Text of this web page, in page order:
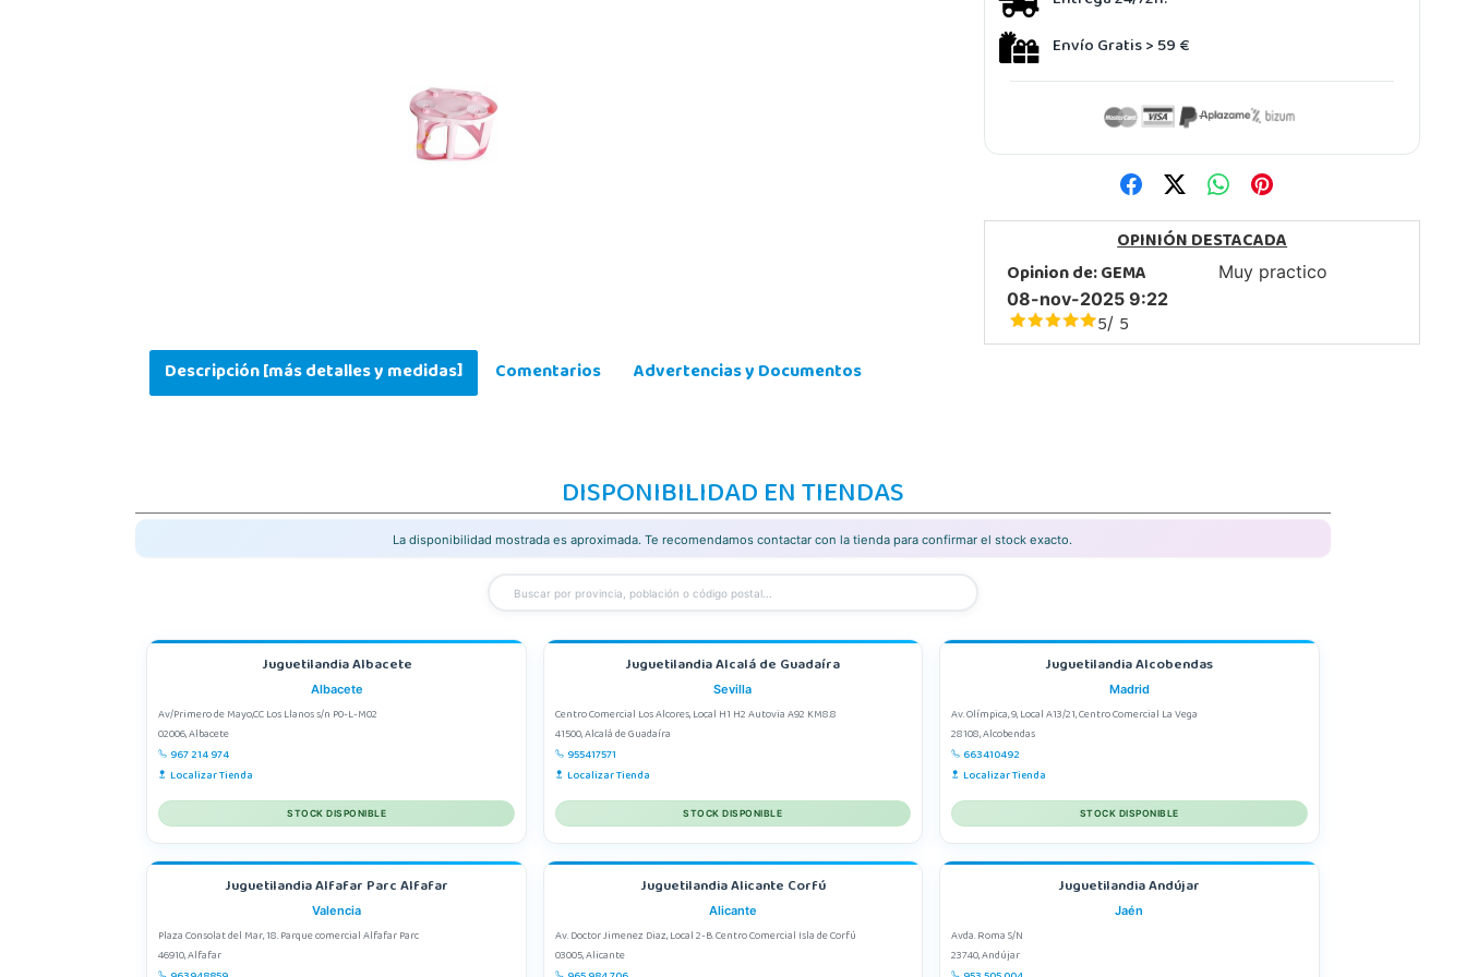
Envío Gratis > 59 €
OPINIÓN DESTACADA
Opinion de:GEMA
08-nov-2025 9:22
5/ 5
Muy practico
Descripción [más detalles y medidas] Comentarios Advertencias y Documentos
DISPONIBILIDAD EN TIENDAS
La disponibilidad mostrada es aproximada. Te recomendamos contactar con la tienda para confirmar el stock exacto.
Juguetilandia Albacete
Albacete
Av/Primero de Mayo,CC Los Llanos s/n P0-L-M02
02006, Albacete
967 214 974
Localizar Tienda
STOCK DISPONIBLE
Juguetilandia Alcalá de Guadaíra
Sevilla
Centro Comercial Los Alcores, Local H1 H2 Autovia A92 KM8.8
41500, Alcalá de Guadaíra
955417571
Localizar Tienda
STOCK DISPONIBLE
Juguetilandia Alcobendas
Madrid
Av. Olímpica, 9, Local A13/21, Centro Comercial La Vega
28108, Alcobendas
663410492
Localizar Tienda
STOCK DISPONIBLE
Juguetilandia Alfafar Parc Alfafar
Valencia
Plaza Consolat del Mar, 18. Parque comercial Alfafar Parc
46910, Alfafar
Juguetilandia Alicante Corfú
Alicante
Av. Doctor Jimenez Diaz, Local 2-B. Centro Comercial Isla de Corfú
03005, Alicante
Juguetilandia Andújar
Jaén
Avda. Roma S/N
23740, Andújar